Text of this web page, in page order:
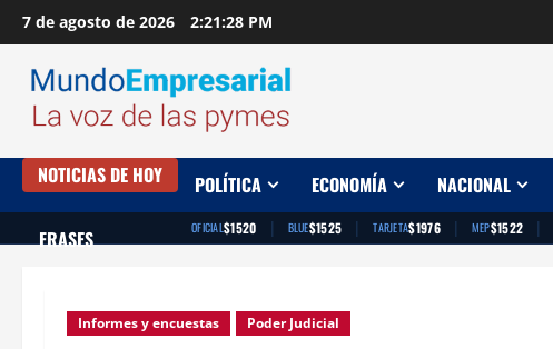
Saltar
al
contenido
7 de agosto de 2026 2:21:29 PM
NOTICIAS DE HOY POLÍTICA ECONOMÍA NACIONAL
FRASES OFICIAL$1520 | BLUE$1525 | TARJETA$1976 | MEP$1522 |
Informes y encuestas Poder Judicial